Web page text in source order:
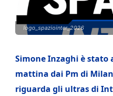
logo_spaziointer_2026
Simone Inzaghi è stato
mattina dai Pm di
riguarda gli ultras di